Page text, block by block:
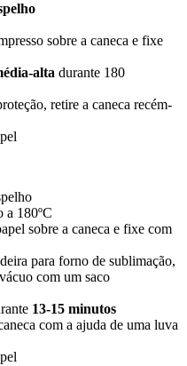
sobre a caneca e fixe
alta durante 180
retire a caneca recém-
a 180ºC
sobre a caneca e fixe com
para forno de sublimação,
com um saco
13-15 minutos
com a ajuda de uma luva